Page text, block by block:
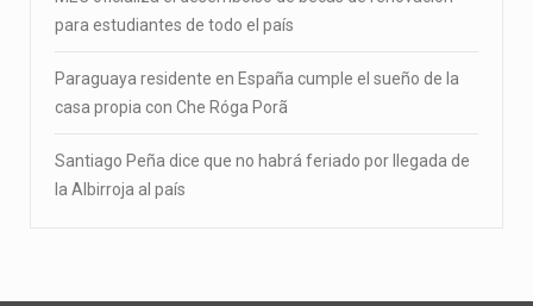
para estudiantes de todo el país
Paraguaya residente en España cumple el sueño de la
casa propia con Che Róga Porã
Santiago Peña dice que no habrá feriado por llegada de
la Albirroja al país